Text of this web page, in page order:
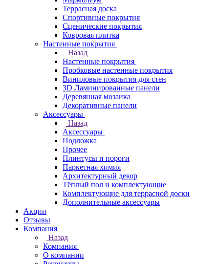
Террасная доска
Спортивные покрытия
Сценические покрытия
Ковровая плитка
Настенные покрытия
Назад
Настенные покрытия
Пробковые настенные покрытия
Виниловые покрытия для стен
3D Ламинированные панели
Деревянная мозаика
Декоративные панели
Аксессуары
Назад
Аксессуары
Подложка
Прочее
Плинтусы и пороги
Паркетная химия
Архитектурный декор
Тёплый пол и комплектующие
Комплектующие для террасной доски
Дополнительные аксессуары
Акции
Отзывы
Компания
Назад
Компания
О компании